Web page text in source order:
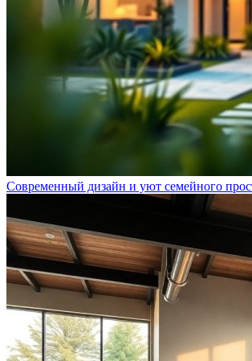
Современный дизайн и уют семейного